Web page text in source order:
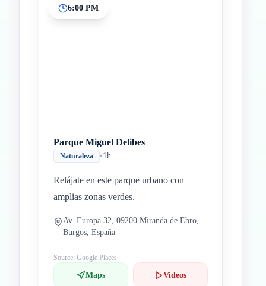
6:00 PM
Parque Miguel Delibes
Naturaleza •1h
Relájate en este parque urbano con
amplias zonas verdes.
Av. Europa 32, 09200 Miranda de Ebro,
Burgos, España
Source: Google Places
Maps Videos